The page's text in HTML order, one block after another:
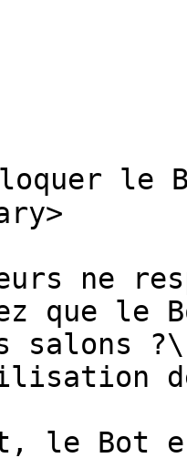
Bloquer
ne
que
salons ?\
de
le Bot